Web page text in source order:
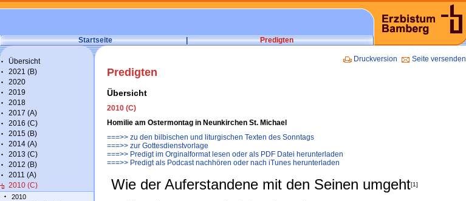
Startseite | Predigten
Übersicht
2021 (B)
2020
2019
2018
2017 (A)
2016 (C)
2015 (B)
2014 (A)
2013 (C)
2012 (B)
2011 (A)
2010 (C)
2010
Druckversion Seite versenden
Predigten
Übersicht
2010 (C)
Homilie am Ostermontag in Neunkirchen St. Michael
===>> zu den bilbischen und liturgischen Texten des Sonntags
===>> zur Gottesdienstvorlage
===>> Predigt im Orginalformat lesen oder als PDF Datei herunterladen
===>> Predigt als Podcast nachhören oder nach iTunes herunterladen
Wie der Auferstandene mit den Seinen umgeht[1]